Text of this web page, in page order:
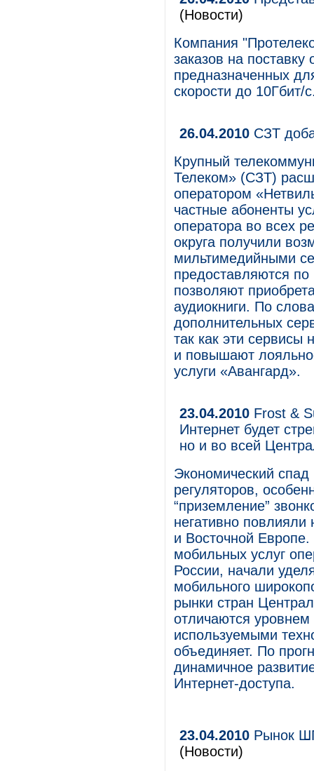
(Новости)
Компания
заказов на поставку
предназначенных
скорости до 10Гбит/
26.04.2010 СЗТ
Крупный
Телеком» (СЗТ)
оператором
частные абоненты
оператора во всех
округа получили
мильтимедийными
предоставляются
позволяют
аудиокниги. По
дополнительных
так как эти сервисы
и повышают
услуги «Авангард».
23.04.2010 Frost &
Интернет будет
но и во всей
Экономический
регуляторов,
“приземление”
негативно
и Восточной
мобильных услуг
России, начали
мобильного
рынки стран
отличаются
используемыми
объединяет. По
динамичное
Интернет-доступа.
23.04.2010 Рынок
(Новости)